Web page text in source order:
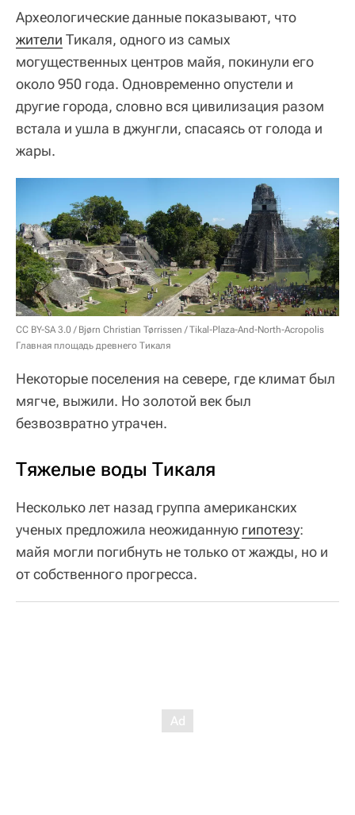
Археологические данные показывают, что
жители Тикаля, одного из самых
могущественных центров майя, покинули его
около 950 года. Одновременно опустели и
другие города, словно вся цивилизация разом
встала и ушла в джунгли, спасаясь от голода и
жары.
CC BY-SA 3.0 / Bjørn Christian Tørrissen /Tikal-Plaza-And-North-Acropolis
Главная площадь древнего Тикаля
Некоторые поселения на севере, где климат был
мягче, выжили. Но золотой век был
безвозвратно утрачен.
Тяжелые воды Тикаля
Несколько лет назад группа американских
ученых предложила неожиданную гипотезу:
майя могли погибнуть не только от жажды, но и
от собственного прогресса.